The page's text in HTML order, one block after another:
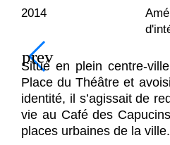
2014
Situé en plein centre-
Place du Théâtre et
identité, il s’agissait de
vie au Café des
places urbaines de la ville.